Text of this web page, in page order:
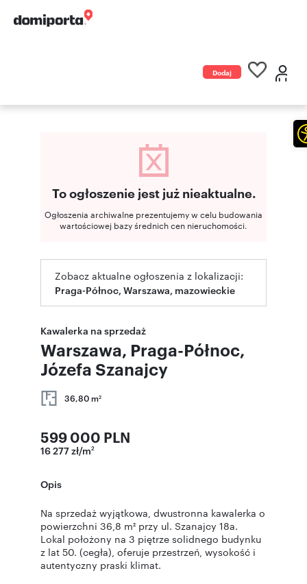
Dodaj
To ogłoszenie jest już nieaktualne.
Ogłoszenia archiwalne prezentujemy w celu budowania
wartościowej bazy średnich cen nieruchomości.
Zobacz aktualne ogłoszenia z lokalizacji:
Praga-Północ, Warszawa, mazowieckie
Kawalerka na sprzedaż
Warszawa, Praga-Północ,
Józefa Szanajcy
36,80 m2
599 000 PLN
16 277 zł/m2
Opis
Na sprzedaż wyjątkowa, dwustronna kawalerka o
powierzchni 36,8 m² przy ul. Szanajcy 18a.
Lokal położony na 3 piętrze solidnego budynku
z lat 50. (cegła), oferuje przestrzeń, wysokość i
autentyczny praski klimat.